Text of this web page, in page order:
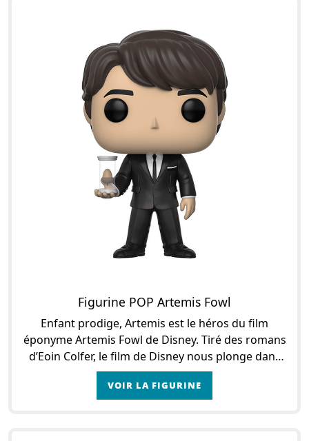
Figurine POP Artemis Fowl
Enfant prodige, Artemis est le héros du film
éponyme Artemis Fowl de Disney. Tiré des romans
d’Eoin Colfer, le film de Disney nous plonge dans
un monde fantastique et dangereux où le jeune
Artem
VOIR LA FIGURINE